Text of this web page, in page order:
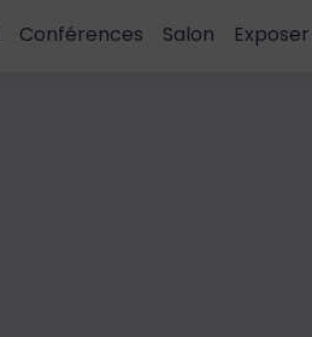
Conférences Salon Exposer